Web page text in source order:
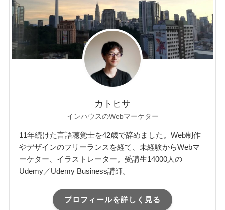
カトヒサ
インハウスのWebマーケター
11年続けた言語聴覚士を42歳で辞めました。Web制作
やデザインのフリーランスを経て、未経験からWebマ
ーケター、イラストレーター。受講生14000人の
Udemy／Udemy Business講師。
プロフィールを詳しく見る